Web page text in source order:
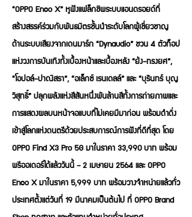
“OPPO Enco X” หูฟังแฟล็กชิพระบบแอนดรอยด์ที่
สร้างสรรค์ร่วมกับพันธมิตรชั้นนำระดับโลกผู้เชี่ยวชาญ
ด้านระบบเสียงจากเดนมาร์ก “Dynaudio” ชวน 4 ตัวท็อป
แห่งวงการบันเทิงทั้งเบื้องหน้าและเบื้องหลัง “ย้ง-ทรงยศ”,
“โอปอล์-ปาณิสรา”, “อเล็กซ์ เรนเดลล์” และ “บุรินทร์ บุญ
วิสุทธิ์” ปลุกพลังแห่งสีสันหนึ่งพันล้านสีทั้งการถ่ายภาพและ
การแสดงผลบนหน้าจอแบบที่ไม่เคยมีมาก่อน พร้อมดำดิ่ง
เข้าสู่โลกแห่งดนตรีด้วยประสบการณ์การฟังที่ดีที่สุด โดย
OPPO Find X3 Pro 5G มาในราคา 33,990 บาท พร้อม
พรีออเดอร์ได้แล้ววันนี้ – 2 เมษายน 2564 และ OPPO
Enco X มาในราคา 5,999 บาท พร้อมวางจำหน่ายแล้วทั่ว
ประเทศตั้งแต่วันที่ 19 มีนาคมเป็นต้นไป ที่ OPPO Brand